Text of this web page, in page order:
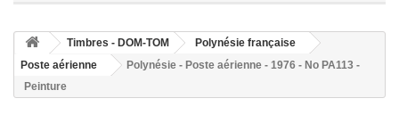
Timbres - DOM-TOM
Polynésie française
Poste aérienne
Polynésie - Poste aérienne - 1976 - No PA113 -
Peinture